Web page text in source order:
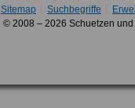
Sitemap
Suchbegriffe
© 2008 – 2026 Schuetzen